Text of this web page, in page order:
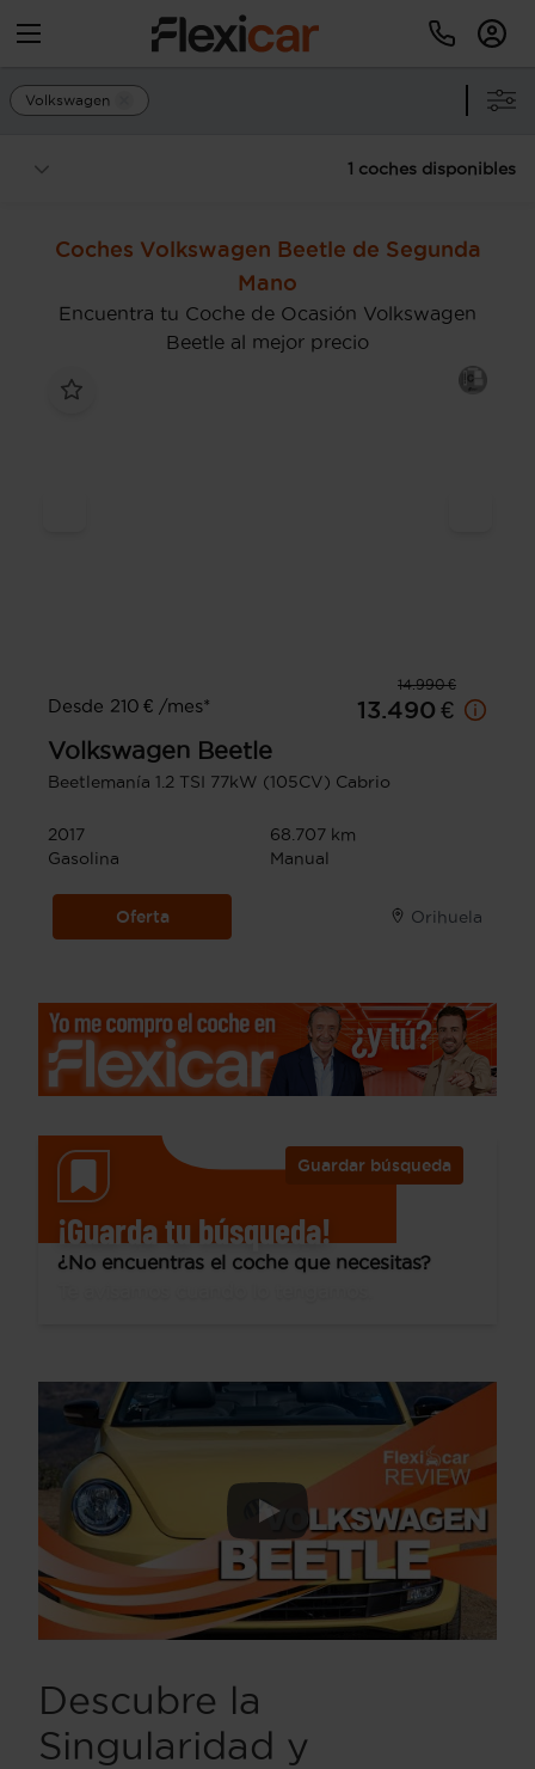
Volkswagen
1 coches disponibles
Coches Volkswagen Beetle de Segunda
Mano
Encuentra tu Coche de Ocasión Volkswagen
Beetle al mejor precio
14.990 €
Desde 210 € /mes*
13.490 €
Volkswagen Beetle
Beetlemanía 1.2 TSI 77kW (105CV) Cabrio
2017
68.707 km
Gasolina
Manual
Oferta Orihuela
Guardar búsqueda
¡Guarda tu búsqueda!
¿No encuentras el coche que necesitas?
Descubre la
Singularidad y